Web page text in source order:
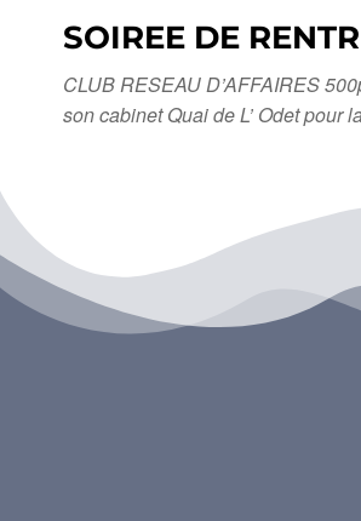
SOIREE DE
CLUB RESEAU D’AFFAIRES
son cabinet Quai de L’ Odet